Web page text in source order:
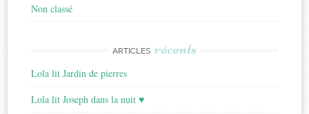
Non classé
ARTICLES récents
Lola lit Jardin de pierres
Lola lit Joseph dans la nuit ♥